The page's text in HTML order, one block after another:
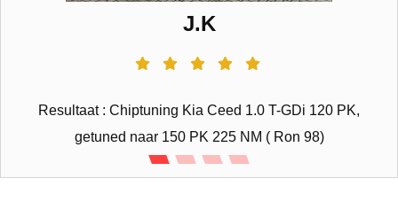
J.K
Resultaat : Chiptuning Kia Ceed 1.0 T-GDi 120 PK,
getuned naar 150 PK 225 NM ( Ron 98)